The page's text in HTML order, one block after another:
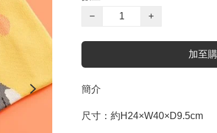
−
+
加至
簡介
尺寸：約H24×W40×D9.5cm